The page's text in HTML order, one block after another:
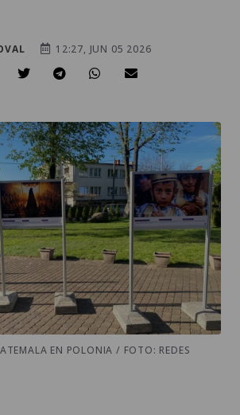
12:27, JUN 05 2026
EN POLONIA / FOTO: REDES